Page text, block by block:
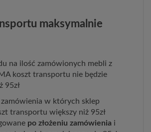
maksymalnie
na ilość zamówionych mebli z
koszt transportu nie będzie
95zł
w których sklep
transportu większy niż 95zł
po złożeniu zamówienia i